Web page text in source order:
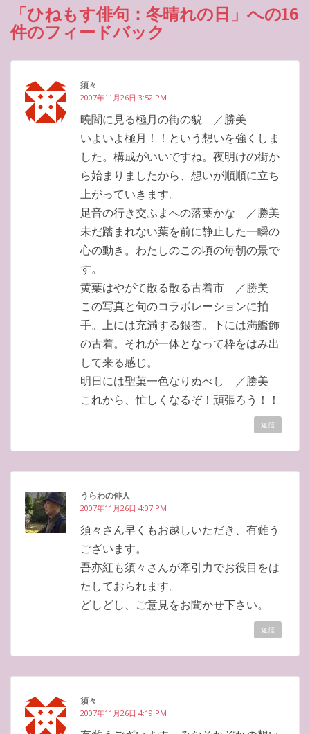
「ひねもす俳句：冬晴れの日」への16
件のフィードバック
須々
2007年11月26日 3:52 PM
曉闇に見る極月の街の貌 ／勝美
いよいよ極月！！という想いを強くしま
した。構成がいいですね。夜明けの街か
ら始まりましたから、想いが順順に立ち
上がっていきます。
足音の行き交ふまへの落葉かな ／勝美
未だ踏まれない葉を前に静止した一瞬の
心の動き。わたしのこの頃の毎朝の景で
す。
黄葉はやがて散る散る古着市 ／勝美
この写真と句のコラボレーションに拍
手。上には充満する銀杏。下には満艦飾
の古着。それが一体となって枠をはみ出
して来る感じ。
明日には聖菓一色なりぬべし ／勝美
これから、忙しくなるぞ！頑張ろう！！
返信
うらわの俳人
2007年11月26日 4:07 PM
須々さん早くもお越しいただき、有難う
ございます。
吾亦紅も須々さんが牽引力でお役目をは
たしておられます。
どしどし、ご意見をお聞かせ下さい。
返信
須々
2007年11月26日 4:19 PM